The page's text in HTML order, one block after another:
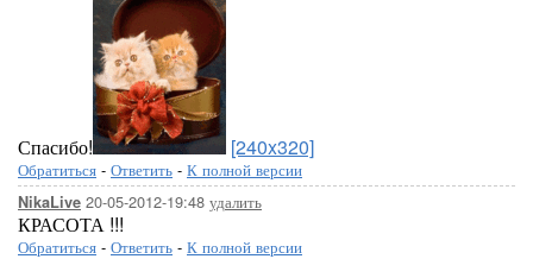
Спасибо! [240x320]
Обратиться - Ответить - К полной версии
NikaLive 20-05-2012-19:48 удалить
КРАСОТА !!!
Обратиться - Ответить - К полной версии